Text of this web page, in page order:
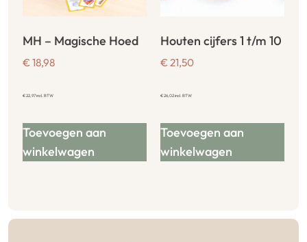
MH – Magische Hoed
€ 18,98
€22,97incl. BTW
Toevoegen aan
winkelwagen
Houten cijfers 1 t/m 10
€ 21,50
€26,02incl. BTW
Toevoegen aan
winkelwagen